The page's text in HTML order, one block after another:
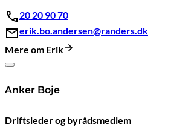
20 20 90 70
erik.bo.andersen@randers.dk
Mere om Erik
Anker Boje
Driftsleder og byrådsmedlem